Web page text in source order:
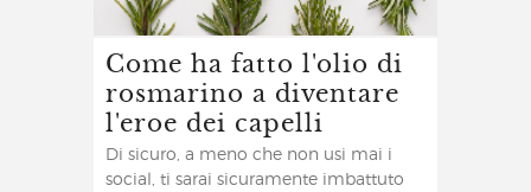
Come ha fatto l'olio di
rosmarino a diventare
l'eroe dei capelli
Di sicuro, a meno che non usi mai i
social, ti sarai sicuramente imbattuto